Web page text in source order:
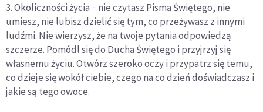
3. Okoliczności życia − nie czytasz Pisma Świętego, nie
umiesz, nie lubisz dzielić się tym, co przeżywasz z innymi
ludźmi. Nie wierzysz, że na twoje pytania odpowiedzą
szczerze. Pomódl się do Ducha Świętego i przyjrzyj się
własnemu życiu. Otwórz szeroko oczy i przypatrz się temu,
co dzieje się wokół ciebie, czego na co dzień doświadczasz i
jakie są tego owoce.